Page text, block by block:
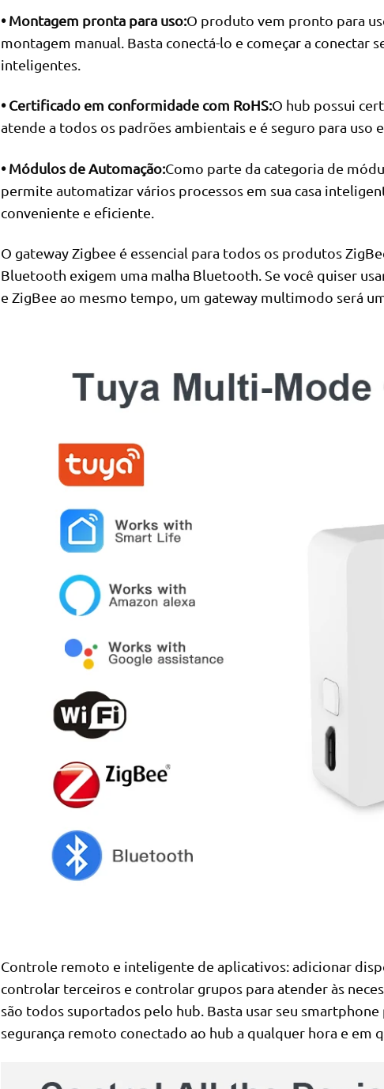
• Montagem pronta para uso:O produto vem pronto para
montagem manual. Basta conectá-lo e começar a conectar
inteligentes.
• Certificado em conformidade com RoHS:O hub possui
atende a todos os padrões ambientais e é seguro para uso
• Módulos de Automação:Como parte da categoria de
permite automatizar vários processos em sua casa
conveniente e eficiente.
O gateway Zigbee é essencial para todos os produtos
Bluetooth exigem uma malha Bluetooth. Se você quiser
e ZigBee ao mesmo tempo, um gateway multimodo será
Controle remoto e inteligente de aplicativos: adicionar
controlar terceiros e controlar grupos para atender às
são todos suportados pelo hub. Basta usar seu
segurança remoto conectado ao hub a qualquer hora e em